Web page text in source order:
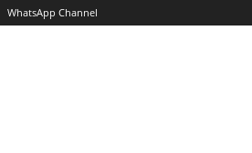
WhatsApp Channel